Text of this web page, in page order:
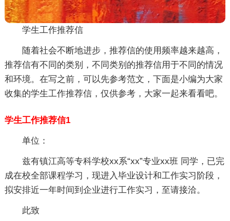
学生工作推荐信
随着社会不断地进步，推荐信的使用频率越来越高，
推荐信有不同的类别，不同类别的推荐信用于不同的情况
和环境。在写之前，可以先参考范文，下面是小编为大家
收集的学生工作推荐信，仅供参考，大家一起来看看吧。
学生工作推荐信1
单位：
兹有镇江高等专科学校xx系“xx”专业xx班 同学，已完
成在校全部课程学习，现进入毕业设计和工作实习阶段，
拟安排近一年时间到企业进行工作实习，至请接洽。
此致